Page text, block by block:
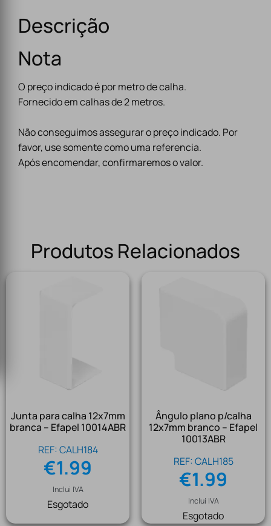
Descrição
Nota
O preço indicado é por metro de calha.
Fornecido em calhas de 2 metros.
Não conseguimos assegurar o preço indicado. Por
favor, use somente como uma referencia.
Após encomendar, confirmaremos o valor.
Produtos Relacionados
Junta para calha 12x7mm
branca – Efapel 10014ABR
REF: CALH184
€1.99
Inclui IVA
Esgotado
Ângulo plano p/calha
12x7mm branco – Efapel
10013ABR
REF: CALH185
€1.99
Inclui IVA
Esgotado